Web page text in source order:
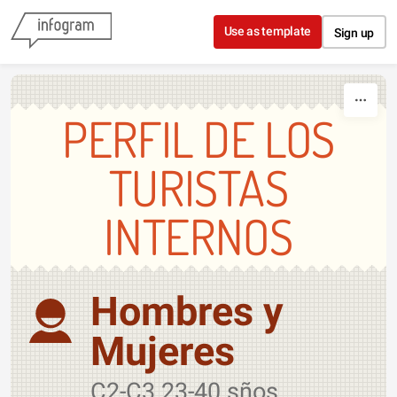
Skip to content
Use as template Sign up
PERFIL DE LOS
TURISTAS
INTERNOS
Hombres y
Mujeres